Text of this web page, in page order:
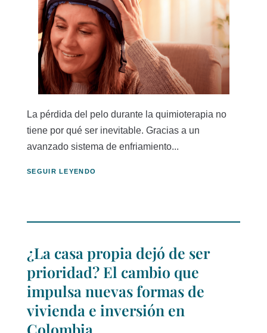
La pérdida del pelo durante la quimioterapia no
tiene por qué ser inevitable. Gracias a un
avanzado sistema de enfriamiento...
SEGUIR LEYENDO
¿La casa propia dejó de ser
prioridad? El cambio que
impulsa nuevas formas de
vivienda e inversión en